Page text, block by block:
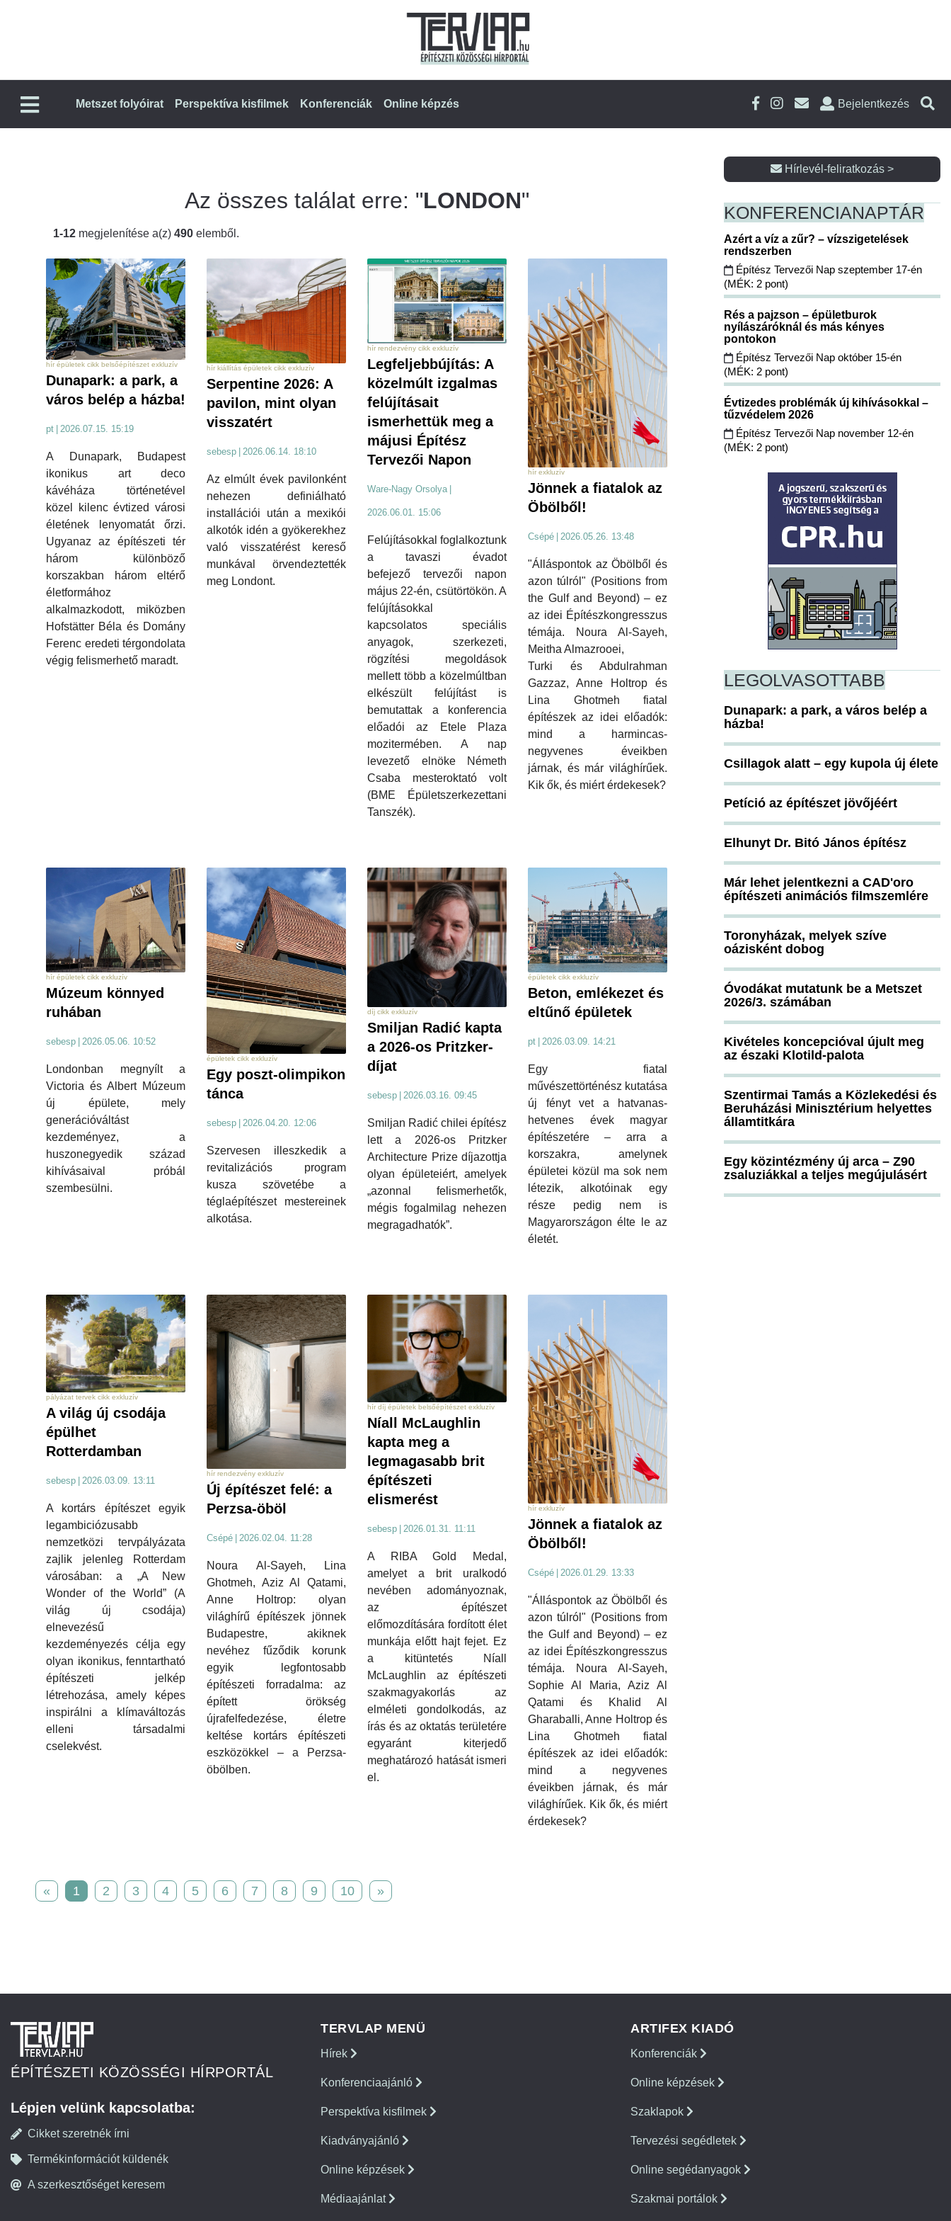
Metszet folyóirat Perspektíva kisfilmek Konferenciák Online képzés Bejelentkezés
Az összes találat erre: "LONDON"
1-12 megjelenítése a(z) 490 elemből.
hír épületek cikk belsőépítészet exkluzív
Dunapark: a park, a
város belép a házba!
pt 2026.07.15. 15:19
A Dunapark, Budapest
ikonikus art deco
kávéháza történetével
közel kilenc évtized városi
életének lenyomatát őrzi.
Ugyanaz az építészeti tér
három különböző
korszakban három eltérő
életformához
alkalmazkodott, miközben
Hofstätter Béla és Domány
Ferenc eredeti térgondolata
végig felismerhető maradt.
hír kiállítás épületek cikk exkluzív
Serpentine 2026: A
pavilon, mint olyan
visszatért
sebesp | 2026.06.14. 18:10
Az elmúlt évek pavilonként
nehezen definiálható
installációi után a mexikói
alkotók idén a gyökerekhez
való visszatérést kereső
munkával örvendeztették
meg Londont.
hír rendezvény cikk exkluzív
Legfeljebbújítás: A
közelmúlt izgalmas
felújításait
ismerhettük meg a
májusi Építész
Tervezői Napon
Ware-Nagy Orsolya
2026.06.01. 15:06
Felújításokkal foglalkoztunk
a tavaszi évadot
befejező tervezői napon
május 22-én, csütörtökön. A
felújításokkal
kapcsolatos speciális
anyagok, szerkezeti,
rögzítési megoldások
mellett több a közelmúltban
elkészült felújítást is
bemutattak a konferencia
előadói az Etele Plaza
mozitermében. A nap
levezető elnöke Németh
Csaba mesteroktató volt
(BME Épületszerkezettani
Tanszék).
hír exkluzív
Jönnek a fiatalok az
Öbölből!
Csépé 2026.05.26. 13:48
"Álláspontok az Öbölből és
azon túlról" (Positions from
the Gulf and Beyond) – ez
az idei Építészkongresszus
témája. Noura Al-Sayeh,
Meitha Almazrooei,
Turki és Abdulrahman
Gazzaz, Anne Holtrop és
Lina Ghotmeh fiatal
építészek az idei előadók:
mind a harmincas-
negyvenes éveikben
járnak, és már világhírűek.
Kik ők, és miért érdekesek?
hír épületek cikk exkluzív
Múzeum könnyed
ruhában
sebesp 2026.05.06. 10:52
Londonban megnyílt a
Victoria és Albert Múzeum
új épülete, mely
generációváltást
kezdeményez, a
huszonegyedik század
kihívásaival próbál
szembesülni.
épületek cikk exkluzív
Egy poszt-olimpikon
tánca
sebesp 2026.04.20. 12:06
Szervesen illeszkedik a
revitalizációs program
kusza szövetébe a
téglaépítészet mestereinek
alkotása.
díj cikk exkluzív
Smiljan Radić kapta
a 2026-os Pritzker-
díjat
sebesp 2026.03.16. 09:45
Smiljan Radić chilei építész
lett a 2026-os Pritzker
Architecture Prize díjazottja
olyan épületeiért, amelyek
„azonnal felismerhetők,
mégis fogalmilag nehezen
megragadhatók”.
épületek cikk exkluzív
Beton, emlékezet és
eltűnő épületek
pt 2026.03.09. 14:21
Egy fiatal
művészettörténész kutatása
új fényt vet a hatvanas-
hetvenes évek magyar
építészetére – arra a
korszakra, amelynek
épületei közül ma sok nem
létezik, alkotóinak egy
része pedig nem is
Magyarországon élte le az
életét.
pályázat tervek cikk exkluzív
A világ új csodája
épülhet
Rotterdamban
sebesp 2026.03.09. 13:11
A kortárs építészet egyik
legambiciózusabb
nemzetközi tervpályázata
zajlik jelenleg Rotterdam
városában: a „A New
Wonder of the World” (A
világ új csodája)
elnevezésű
kezdeményezés célja egy
olyan ikonikus, fenntartható
építészeti jelkép
létrehozása, amely képes
inspirálni a klímaváltozás
elleni társadalmi
cselekvést.
hír rendezvény exkluzív
Új építészet felé: a
Perzsa-öböl
Csépé 2026.02.04. 11:28
Noura Al-Sayeh, Lina
Ghotmeh, Aziz Al Qatami,
Anne Holtrop: olyan
világhírű építészek jönnek
Budapestre, akiknek
nevéhez fűződik korunk
egyik legfontosabb
építészeti forradalma: az
épített örökség
újrafelfedezése, életre
keltése kortárs építészeti
eszközökkel – a Perzsa-
öbölben.
hír díj épületek belsőépítészet exkluzív
Níall McLaughlin
kapta meg a
legmagasabb brit
építészeti
elismerést
sebesp 2026.01.31. 11:11
A RIBA Gold Medal,
amelyet a brit uralkodó
nevében adományoznak,
az építészet
előmozdítására fordított élet
munkája előtt hajt fejet. Ez
a kitüntetés Níall
McLaughlin az építészeti
szakmagyakorlás az
elméleti gondolkodás, az
írás és az oktatás területére
egyaránt kiterjedő
meghatározó hatását ismeri
el.
hír exkluzív
Jönnek a fiatalok az
Öbölből!
Csépé 2026.01.29. 13:33
"Álláspontok az Öbölből és
azon túlról" (Positions from
the Gulf and Beyond) – ez
az idei Építészkongresszus
témája. Noura Al-Sayeh,
Sophie Al Maria, Aziz Al
Qatami és Khalid Al
Gharaballi, Anne Holtrop és
Lina Ghotmeh fiatal
építészek az idei előadók:
mind a negyvenes
éveikben járnak, és már
világhírűek. Kik ők, és miért
érdekesek?
« 1 2 3 4 5 6 7 8 9 10 »
Hírlevél-feliratkozás >
KONFERENCIANAPTÁR
Azért a víz a zűr? – vízszigetelések
rendszerben
Építész Tervezői Nap szeptember 17-én
(MÉK: 2 pont)
Rés a pajzson – épületburok
nyílászáróknál és más kényes
pontokon
Építész Tervezői Nap október 15-én
(MÉK: 2 pont)
Évtizedes problémák új kihívásokkal –
tűzvédelem 2026
Építész Tervezői Nap november 12-én
(MÉK: 2 pont)
LEGOLVASOTTABB
Dunapark: a park, a város belép a
házba!
Csillagok alatt – egy kupola új élete
Petíció az építészet jövőjéért
Elhunyt Dr. Bitó János építész
Már lehet jelentkezni a CAD'oro
építészeti animációs filmszemlére
Toronyházak, melyek szíve
oázisként dobog
Óvodákat mutatunk be a Metszet
2026/3. számában
Kivételes koncepcióval újult meg
az északi Klotild-palota
Szentirmai Tamás a Közlekedési és
Beruházási Minisztérium helyettes
államtitkára
Egy közintézmény új arca – Z90
zsaluziákkal a teljes megújulásért
ÉPÍTÉSZETI KÖZÖSSÉGI HÍRPORTÁL
Lépjen velünk kapcsolatba:
Cikket szeretnék írni
Termékinformációt küldenék
A szerkesztőséget keresem
TERVLAP MENÜ
Hírek
Konferenciaajánló
Perspektíva kisfilmek
Kiadványajánló
Online képzések
Médiaajánlat
ARTIFEX KIADÓ
Konferenciák
Online képzések
Szaklapok
Tervezési segédletek
Online segédanyagok
Szakmai portálok